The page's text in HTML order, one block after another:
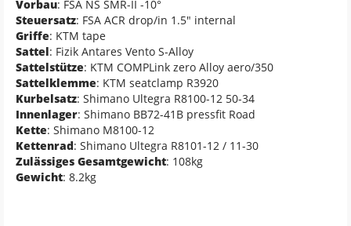
Vorbau: FSA NS SMR-II -10°
Steuersatz: FSA ACR drop/in 1.5" internal
Griffe: KTM tape
Sattel: Fizik Antares Vento S-Alloy
Sattelstütze: KTM COMPLink zero Alloy aero/350
Sattelklemme: KTM seatclamp R3920
Kurbelsatz: Shimano Ultegra R8100-12 50-34
Innenlager: Shimano BB72-41B pressfit Road
Kette: Shimano M8100-12
Kettenrad: Shimano Ultegra R8101-12 / 11-30
Zulässiges Gesamtgewicht: 108kg
Gewicht: 8.2kg